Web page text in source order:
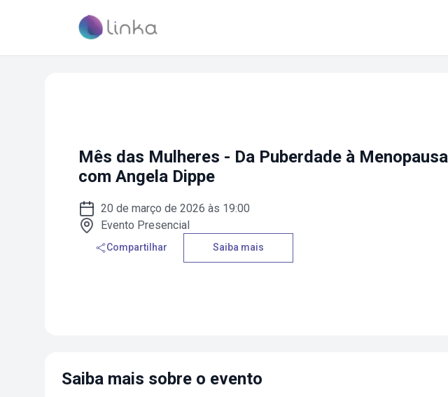
Mês das Mulheres - Da Puberdade à Menopausa
com Angela Dippe
20 de março de 2026 às 19:00
Evento Presencial
Compartilhar Saiba mais
Saiba mais sobre o evento